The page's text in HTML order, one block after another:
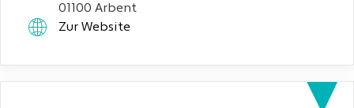
01100 Arbent
Zur Website